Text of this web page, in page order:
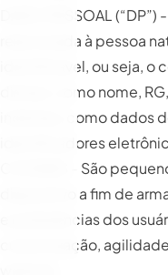
DADO PESSOAL
relacionada à pessoa
identificável, ou seja,
diretas, como nome,
indiretas, como dados
identificadores
COOKIES - São
dispositivo a fim de
e preferências dos
customização,